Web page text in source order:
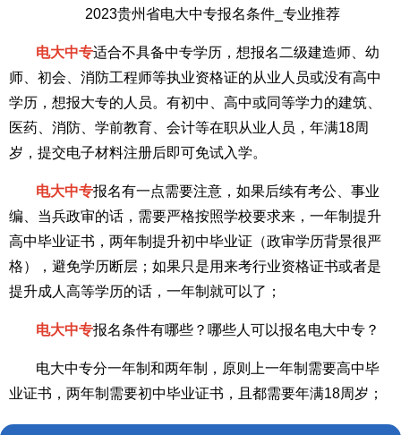
2023贵州省电大中专报名条件_专业推荐
电大中专适合不具备中专学历，想报名二级建造师、幼
师、初会、消防工程师等执业资格证的从业人员或没有高中
学历，想报大专的人员。有初中、高中或同等学力的建筑、
医药、消防、学前教育、会计等在职从业人员，年满18周
岁，提交电子材料注册后即可免试入学。
电大中专报名有一点需要注意，如果后续有考公、事业
编、当兵政审的话，需要严格按照学校要求来，一年制提升
高中毕业证书，两年制提升初中毕业证（政审学历背景很严
格），避免学历断层；如果只是用来考行业资格证书或者是
提升成人高等学历的话，一年制就可以了；
电大中专报名条件有哪些？哪些人可以报名电大中专？
电大中专分一年制和两年制，原则上一年制需要高中毕
业证书，两年制需要初中毕业证书，且都需要年满18周岁；